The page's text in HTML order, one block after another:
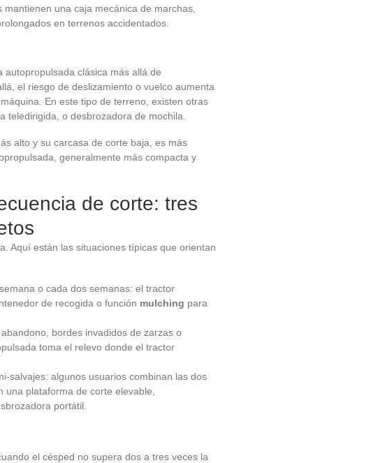
una caja mecánica de marchas,
en terrenos accidentados.
clásica más allá de
el riesgo de deslizamiento o vuelco aumenta
En este tipo de terreno, existen otras
teledirigida, o desbrozadora de mochila.
alto y su carcasa de corte baja, es más
generalmente más compacta y
de corte: tres
Aquí están las situaciones típicas que orientan
o cada dos semanas: el tractor
de recogida o función mulching para
bordes invadidos de zarzas o
toma el relevo donde el tractor
salvajes: algunos usuarios combinan las dos
plataforma de corte elevable,
portátil.
el césped no supera dos a tres veces la